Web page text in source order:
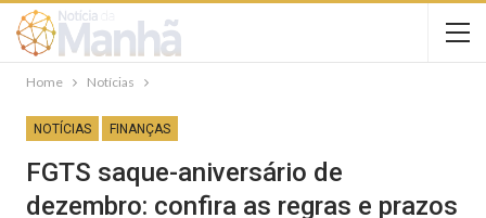
Home Notícias
NOTÍCIAS FINANÇAS
FGTS saque-aniversário de
dezembro: confira as regras e prazos